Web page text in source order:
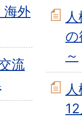
海外
流
～